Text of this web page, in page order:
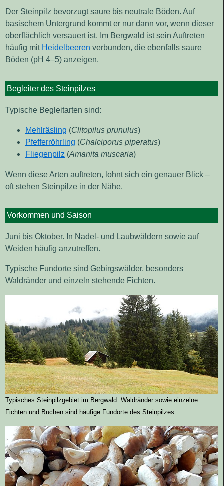
Der Steinpilz bevorzugt saure bis neutrale Böden. Auf
basischem Untergrund kommt er nur dann vor, wenn dieser
oberflächlich versauert ist. Im Bergwald ist sein Auftreten
häufig mit Heidelbeeren verbunden, die ebenfalls saure
Böden (pH 4–5) anzeigen.
Begleiter des Steinpilzes
Typische Begleitarten sind:
Mehlräsling (Clitopilus prunulus)
Pfefferröhrling (Chalciporus piperatus)
Fliegenpilz (Amanita muscaria)
Wenn diese Arten auftreten, lohnt sich ein genauer Blick –
oft stehen Steinpilze in der Nähe.
Vorkommen und Saison
Juni bis Oktober. In Nadel- und Laubwäldern sowie auf
Weiden häufig anzutreffen.
Typische Fundorte sind Gebirgswälder, besonders
Waldränder und einzeln stehende Fichten.
Typisches Steinpilzgebiet im Bergwald: Waldränder sowie einzelne
Fichten und Buchen sind häufige Fundorte des Steinpilzes.